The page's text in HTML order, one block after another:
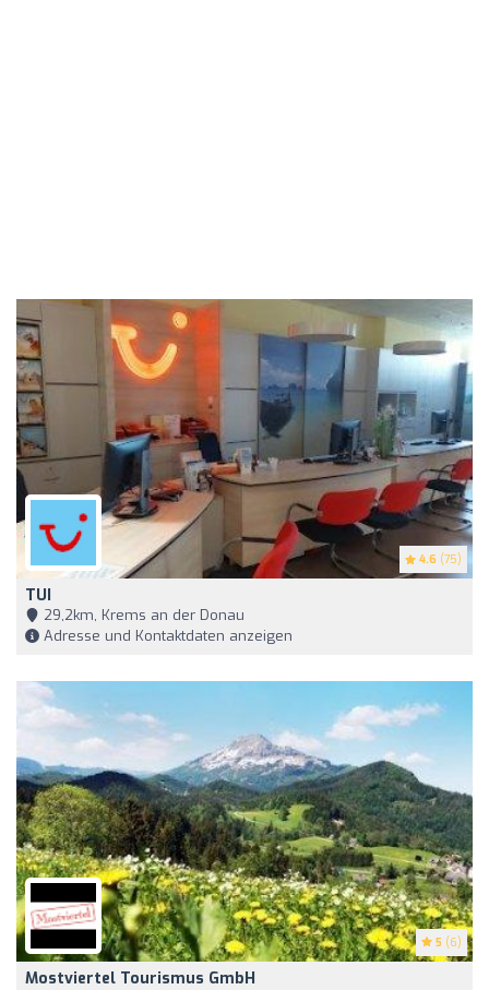
4.6 (75)
TUI
29,2km, Krems an der Donau
Adresse und Kontaktdaten anzeigen
5 (6)
Mostviertel Tourismus GmbH